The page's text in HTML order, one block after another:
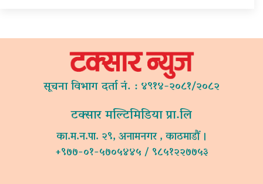
सूचना विभाग दर्ता नं. : ४९१४-२०८१/२०८२
टक्सार मल्टिमिडिया प्रा.लि
का.म.न.पा. २९, अनामनगर , काठमाडौं ।
+९७७-०१-५७०५४४५ / ९८५१२२७७५३